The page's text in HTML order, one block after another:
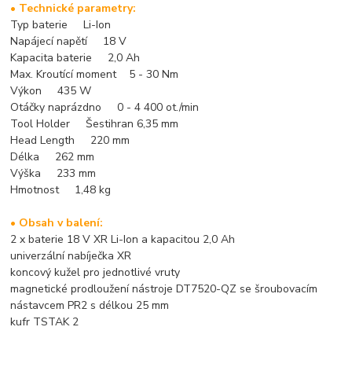
• Technické parametry:
Typ baterie Li-Ion
Napájecí napětí 18 V
Kapacita baterie 2,0 Ah
Max. Kroutící moment 5 - 30 Nm
Výkon 435 W
Otáčky naprázdno 0 - 4 400 ot./min
Tool Holder Šestihran 6,35 mm
Head Length 220 mm
Délka 262 mm
Výška 233 mm
Hmotnost 1,48 kg
• Obsah v balení:
2 x baterie 18 V XR Li-Ion a kapacitou 2,0 Ah
univerzální nabíječka XR
koncový kužel pro jednotlivé vruty
magnetické prodloužení nástroje DT7520-QZ se šroubovacím
nástavcem PR2 s délkou 25 mm
kufr TSTAK 2